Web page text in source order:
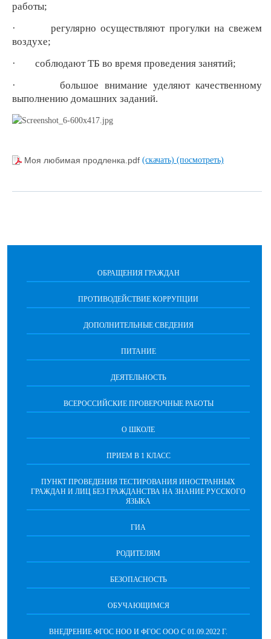
работы;
· регулярно осуществляют прогулки на свежем
воздухе;
· соблюдают ТБ во время проведения занятий;
· большое внимание уделяют качественному
выполнению домашних заданий.
Моя любимая продленка.pdf (скачать) (посмотреть)
ОБРАЩЕНИЯ ГРАЖДАН
ПРОТИВОДЕЙСТВИЕ КОРРУПЦИИ
ДОПОЛНИТЕЛЬНЫЕ СВЕДЕНИЯ
ПИТАНИЕ
ДЕЯТЕЛЬНОСТЬ
ВСЕРОССИЙСКИЕ ПРОВЕРОЧНЫЕ РАБОТЫ
О ШКОЛЕ
ПРИЕМ В 1 КЛАСС
ПУНКТ ПРОВЕДЕНИЯ ТЕСТИРОВАНИЯ ИНОСТРАННЫХ
ГРАЖДАН И ЛИЦ БЕЗ ГРАЖДАНСТВА НА ЗНАНИЕ РУССКОГО
ЯЗЫКА
ГИА
РОДИТЕЛЯМ
БЕЗОПАСНОСТЬ
ОБУЧАЮЩИМСЯ
ВНЕДРЕНИЕ ФГОС НОО И ФГОС ООО С 01.09.2022 Г.